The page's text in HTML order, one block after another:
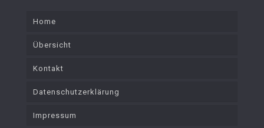
Home
Übersicht
Kontakt
Datenschutzerklärung
Impressum